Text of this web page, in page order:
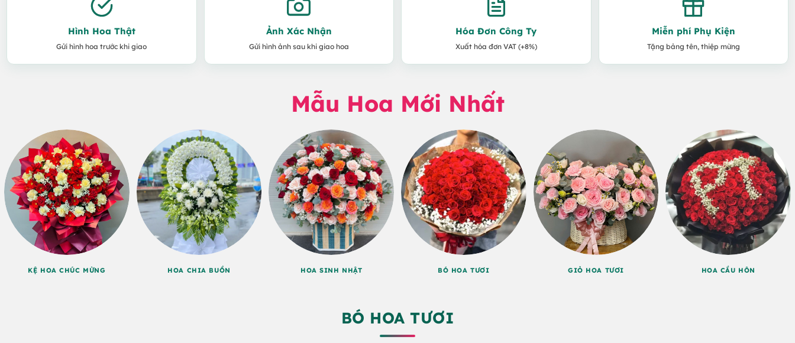
Hình Hoa Thật
Gửi hình hoa trước khi giao
Ảnh Xác Nhận
Gửi hình ảnh sau khi giao hoa
Hóa Đơn Công Ty
Xuất hóa đơn VAT (+8%)
Miễn phí Phụ Kiện
Tặng bảng tên, thiệp mừng
Mẫu Hoa Mới Nhất
KỆ HOA CHÚC MỪNG HOA CHIA BUỒN HOA SINH NHẬT BÓ HOA TƯƠI GIỎ HOA TƯƠI HOA CẦU HÔN
BÓ HOA TƯƠI